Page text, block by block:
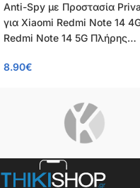
Anti-Spy με Προστασία
για Xiaomi Redmi Note 14
Redmi Note 14 5G Πλήρης
Glass 9H, Κάλυψη 100%,
8.90€